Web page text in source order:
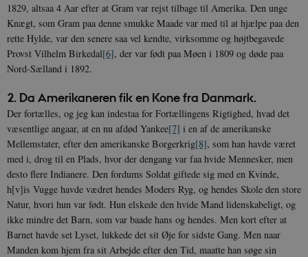
1829, altsaa 4 Aar efter at Gram var rejst tilbage til Amerika. Den unge
Knægt, som Gram paa denne smukke Maade var med til at hjælpe paa den
rette Hylde, var den senere saa vel kendte, virksomme og højtbegavede
Provst Vilhelm Birkedal[6], der var født paa Møen i 1809 og døde paa
Nord-Sælland i 1892.
2. Da Amerikaneren fik en Kone fra Danmark.
Der fortælles, og jeg kan indestaa for Fortællingens Rigtighed, hvad det
væsentlige angaar, at en nu afdød Yankee[7] i en af de amerikanske
Mellemstater, efter den amerikanske Borgerkrig[8], som han havde været
med i, drog til en Plads, hvor der dengang var faa hvide Mennesker, men
desto flere Indianere. Den fordums Soldat giftede sig med en Kvinde,
h[v]is Vugge havde vædret hendes Moders Ryg, og hendes Skole den store
Natur, hvori hun var født. Hun elskede den hvide Mand lidenskabeligt, og
ikke mindre det Barn, som var baade hans og hendes. Men kort efter at
Barnet havde set Lyset, lukkede det sit Øje for sidste Gang. Men naar
Manden kom hjem fra sit Arbejde efter den Tid, maatte han søge sin